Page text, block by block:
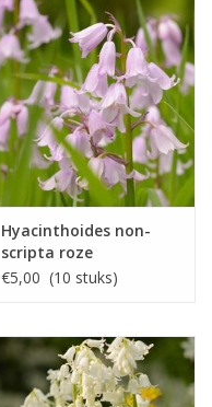
Hyacinthoides non-
scripta roze
€5,00 (10 stuks)